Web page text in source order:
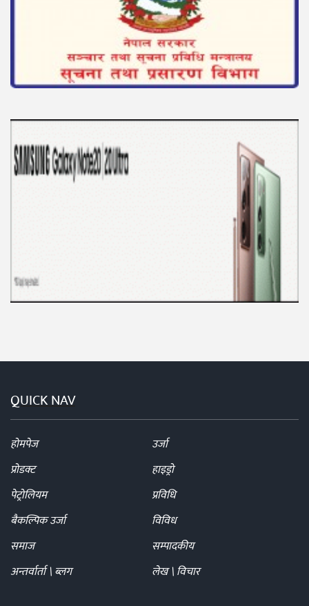
QUICK NAV
होमपेज
उर्जा
प्रोडक्ट
हाइड्रो
पेट्रोलियम
प्रविधि
बैकल्पिक उर्जा
विविध
समाज
सम्पादकीय
अन्तर्वार्ता \ ब्लग
लेख \ विचार